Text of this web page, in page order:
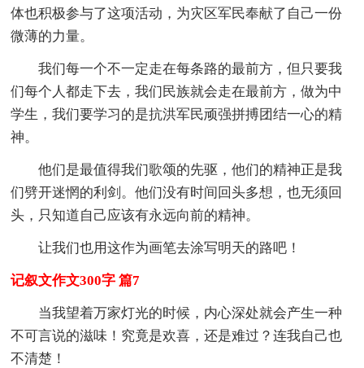
体也积极参与了这项活动，为灾区军民奉献了自己一份
微薄的力量。
我们每一个不一定走在每条路的最前方，但只要我
们每个人都走下去，我们民族就会走在最前方，做为中
学生，我们要学习的是抗洪军民顽强拼搏团结一心的精
神。
他们是最值得我们歌颂的先驱，他们的精神正是我
们劈开迷惘的利剑。他们没有时间回头多想，也无须回
头，只知道自己应该有永远向前的精神。
让我们也用这作为画笔去涂写明天的路吧！
记叙文作文300字 篇7
当我望着万家灯光的时候，内心深处就会产生一种
不可言说的滋味！究竟是欢喜，还是难过？连我自己也
不清楚！